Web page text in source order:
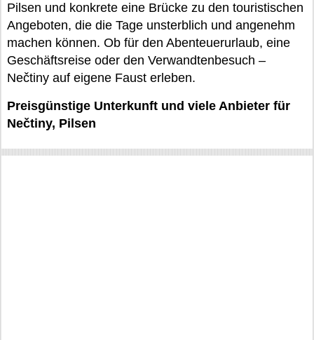
Pilsen und konkrete eine Brücke zu den touristischen
Angeboten, die die Tage unsterblich und angenehm
machen können. Ob für den Abenteuerurlaub, eine
Geschäftsreise oder den Verwandtenbesuch –
Nečtiny auf eigene Faust erleben.
Preisgünstige Unterkunft und viele Anbieter für
Nečtiny, Pilsen